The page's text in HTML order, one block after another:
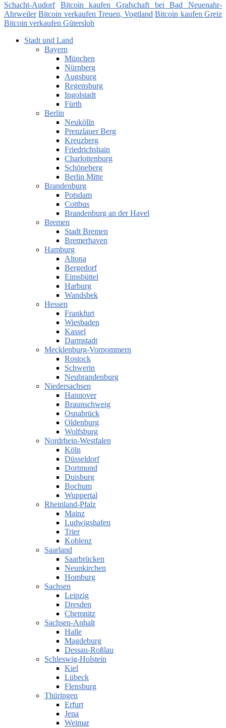
Schacht-Audorf
Bitcoin kaufen Grafschaft bei Bad Neuenahr-
Ahrweiler Bitcoin verkaufen Treuen, Vogtland Bitcoin kaufen Greiz
Bitcoin verkaufen Gütersloh
Stadt und Land
Bayern
München
Nürnberg
Augsburg
Regensburg
Ingolstadt
Fürth
Berlin
Neukölln
Prenzlauer Berg
Kreuzberg
Friedrichshain
Charlottenburg
Schöneberg
Berlin Mitte
Brandenburg
Potsdam
Cottbus
Brandenburg an der Havel
Bremen
Stadt Bremen
Bremerhaven
Hamburg
Altona
Bergedorf
Eimsbüttel
Harburg
Wandsbek
Hessen
Frankfurt
Wiesbaden
Kassel
Darmstadt
Mecklenburg-Vorpommern
Rostock
Schwerin
Neubrandenburg
Niedersachsen
Hannover
Braunschweig
Osnabrück
Oldenburg
Wolfsburg
Nordrhein-Westfalen
Köln
Düsseldorf
Dortmund
Duisburg
Bochum
Wuppertal
Rheinland-Pfalz
Mainz
Ludwigshafen
Trier
Koblenz
Saarland
Saarbrücken
Neunkirchen
Homburg
Sachsen
Leipzig
Dresden
Chemnitz
Sachsen-Anhalt
Halle
Magdeburg
Dessau-Roßlau
Schleswig-Holstein
Kiel
Lübeck
Flensburg
Thüringen
Erfurt
Jena
Weimar